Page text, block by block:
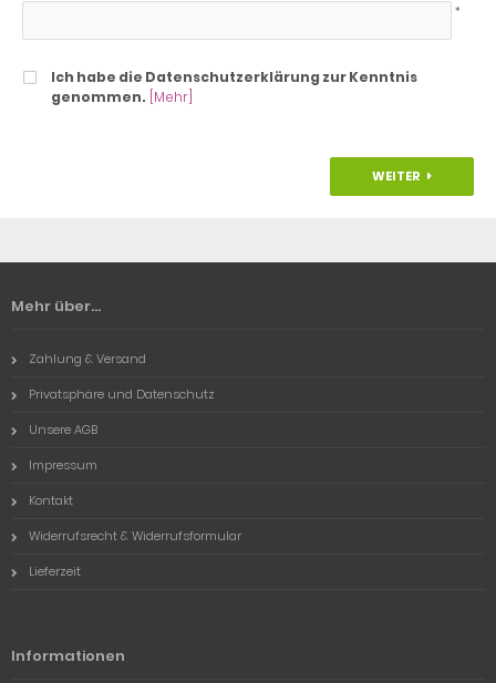
*
Ich habe die Datenschutzerklärung zur Kenntnis
genommen. [Mehr]
WEITER
Mehr über...
Zahlung & Versand
Privatsphäre und Datenschutz
Unsere AGB
Impressum
Kontakt
Widerrufsrecht & Widerrufsformular
Lieferzeit
Informationen